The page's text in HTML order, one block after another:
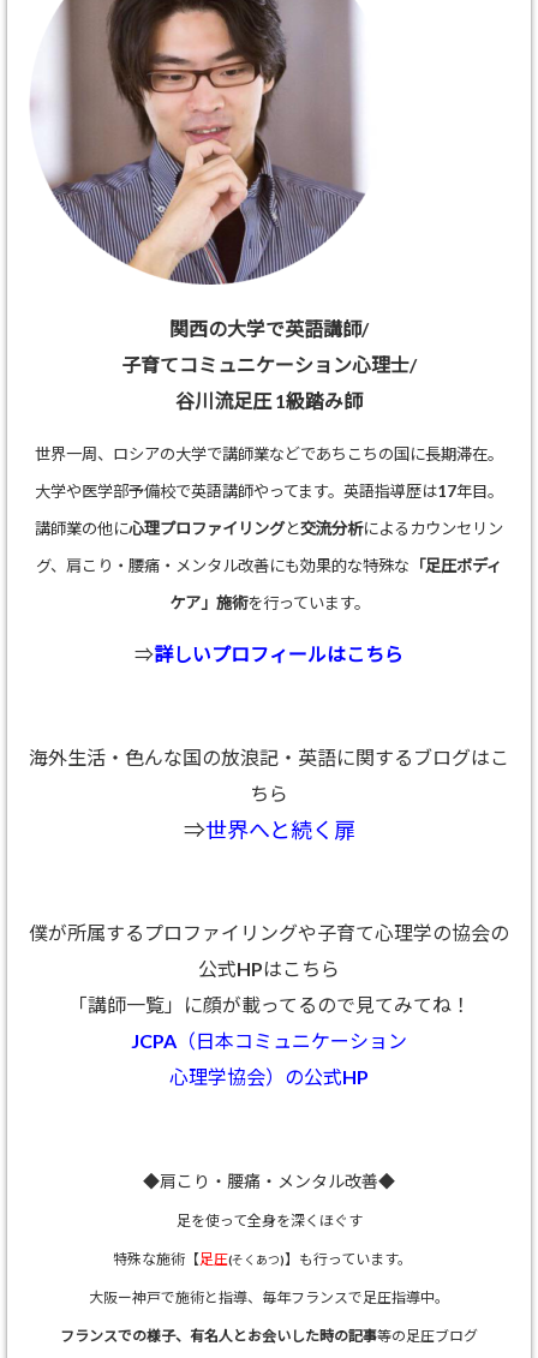
関西の大学で英語講師/
子育てコミュニケーション心理士/
谷川流足圧 1級踏み師
世界一周、ロシアの大学で講師業などであちこちの国に長期滞在。
大学や医学部予備校で英語講師やってます。英語指導歴は17年目。
講師業の他に心理プロファイリングと交流分析によるカウンセリン
グ、肩こり・腰痛・メンタル改善にも効果的な特殊な 「足圧ボディ
ケア」施術を行っています。
⇒詳しいプロフィールはこちら
海外生活・色んな国の放浪記・英語に関するブログはこ
ちら
⇒世界へと続く扉
僕が所属するプロファイリングや子育て心理学の協会の
公式HPはこちら
「講師一覧」に顔が載ってるので見てみてね！
JCPA（日本コミュニケーション
心理学協会）の公式HP
◆肩こり・腰痛・メンタル改善◆
足を使って全身を深くほぐす
特殊な施術【足圧(そくあつ)】も行っています。
大阪ー神戸で施術と指導、 毎年フランスで足圧指導中。
フランスでの様子、有名人とお会いした時の記事等の足圧ブログ